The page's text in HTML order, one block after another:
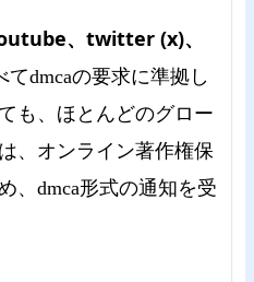
、twitter (x)、
てdmcaの要求に準拠し
も、ほとんどのグロー
、オンライン著作権保
、dmca形式の通知を受